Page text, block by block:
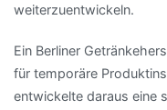
weiterzuentwickeln.
Ein Berliner
für temporäre
entwickelte daraus eine